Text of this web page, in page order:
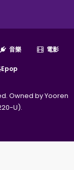
音樂 電影
epop
Owned by Yooren
U).